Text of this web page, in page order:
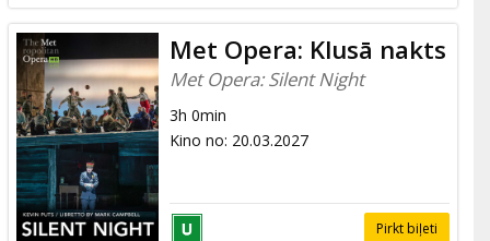
Met Opera: Klusā nakts
Met Opera: Silent Night
3h 0min
Kino no: 20.03.2027
Pirkt biļeti